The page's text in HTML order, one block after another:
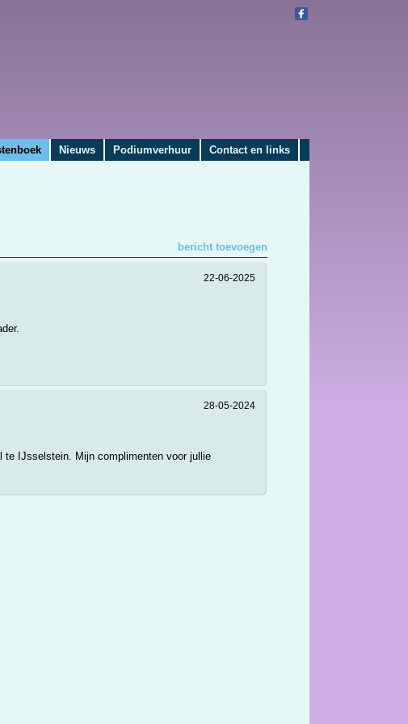
Nieuws Podiumverhuur Contact en links
bericht toevoegen
22-06-2025
28-05-2024
te IJsselstein. Mijn complimenten voor jullie